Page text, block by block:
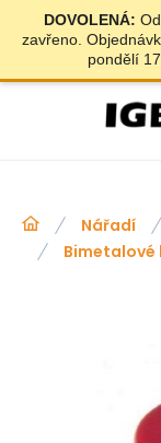
DOVOLENÁ:
zavřeno.
pondělí
Nářadí
Bimetalové